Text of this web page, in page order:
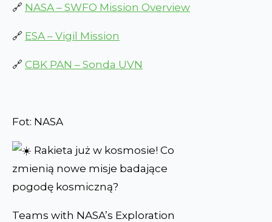
🔗 NASA – SWFO Mission Overview
🔗 ESA – Vigil Mission
🔗 CBK PAN – Sonda UVN
Fot: NASA
Teams with NASA’s Exploration